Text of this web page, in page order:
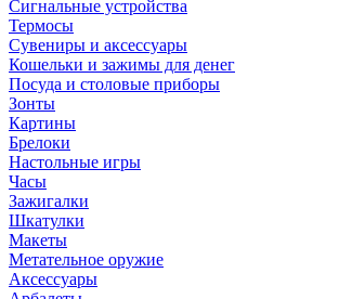
Сигнальные устройства
Термосы
Сувениры и аксессуары
Кошельки и зажимы для денег
Посуда и столовые приборы
Зонты
Картины
Брелоки
Настольные игры
Часы
Зажигалки
Шкатулки
Макеты
Метательное оружие
Аксессуары